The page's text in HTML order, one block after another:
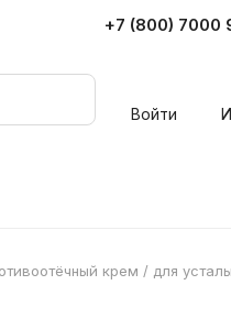
+7 (800) 7000
Войти
крем / для